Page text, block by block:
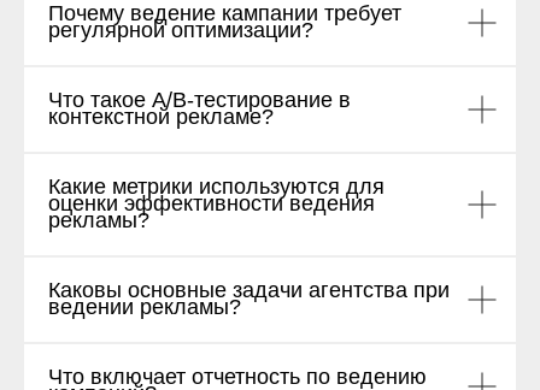
Почему ведение кампании требует
регулярной оптимизации?
Что такое A/B-тестирование в
контекстной рекламе?
Какие метрики используются для
оценки эффективности ведения
рекламы?
Каковы основные задачи агентства при
ведении рекламы?
Что включает отчетность по ведению